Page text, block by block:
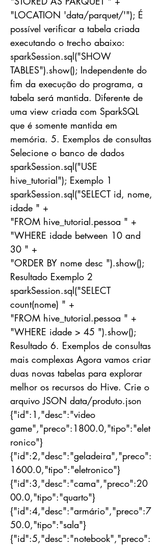
"LOCATION 'data/parquet/'"); É
possível verificar a tabela criada
executando o trecho abaixo:
sparkSession.sql("SHOW
TABLES").show(); Independente do
fim da execução do programa, a
tabela será mantida. Diferente de
uma view criada com SparkSQL
que é somente mantida em
memória. 5. Exemplos de consultas
Selecione o banco de dados
sparkSession.sql("USE
hive_tutorial"); Exemplo 1
sparkSession.sql("SELECT id, nome,
idade " +
"FROM hive_tutorial.pessoa " +
"WHERE idade between 10 and
30 " +
"ORDER BY nome desc ").show();
Resultado Exemplo 2
sparkSession.sql("SELECT
count(nome) " +
"FROM hive_tutorial.pessoa " +
"WHERE idade > 45 ").show();
Resultado 6. Exemplos de consultas
mais complexas Agora vamos criar
duas novas tabelas para explorar
melhor os recursos do Hive. Crie o
arquivo JSON data/produto.json
{"id":1,"desc":"video
game","preco":1800.0,"tipo":"elet
ronico"}
{"id":2,"desc":"geladeira","preco":
1600.0,"tipo":"eletronico"}
{"id":3,"desc":"cama","preco":20
00.0,"tipo":"quarto"}
{"id":4,"desc":"armário","preco":7
50.0,"tipo":"sala"}
{"id":5,"desc":"notebook","preco":